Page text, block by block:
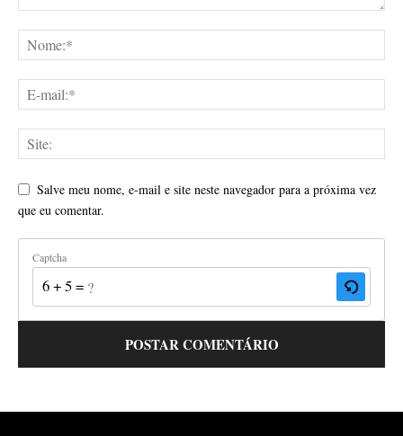
Salve meu nome, e-mail e site neste navegador para a próxima vez
que eu comentar.
Captcha
6 + 5 = ?